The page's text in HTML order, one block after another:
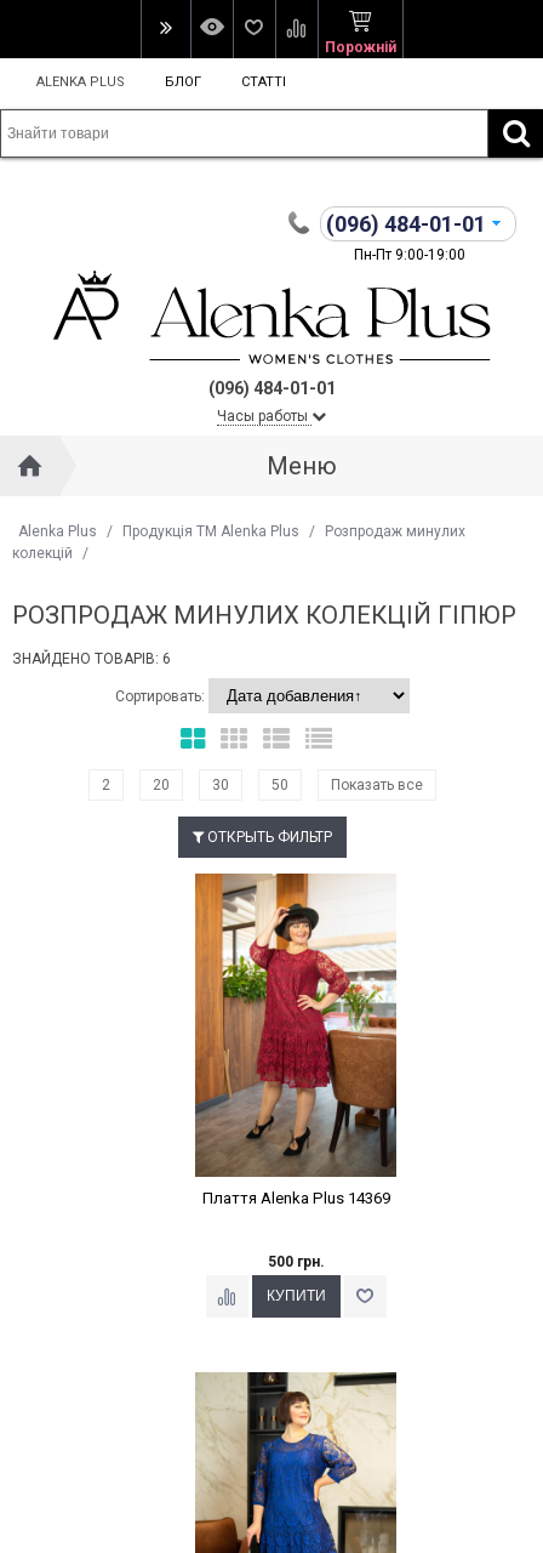
Порожній
ALENKA PLUS БЛОГ СТАТТІ
(096) 484-01-01
Пн-Пт 9:00-19:00
(096) 484-01-01
Часы работы
Меню
Alenka Plus / Продукція ТМ Alenka Plus /
Розпродаж минулих
колекцій
/
РОЗПРОДАЖ МИНУЛИХ КОЛЕКЦІЙ ГІПЮР
ЗНАЙДЕНО ТОВАРІВ: 6
Сортировать:
2 20 30 50 Показать все
ОТКРЫТЬ ФИЛЬТР
Наклейки Варіант з %
Плаття Alenka Plus 14369
500 грн.
Наклейки Варіант з %